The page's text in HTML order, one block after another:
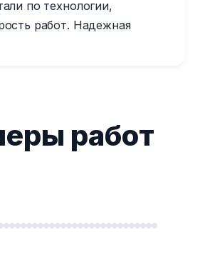
по технологии,
работ. Надежная
работ